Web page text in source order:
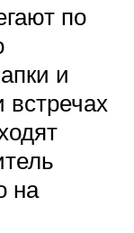
по
и
встречах
на